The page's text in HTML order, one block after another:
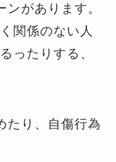
があります。
関係のない人
ったりする、
たり、自傷行為